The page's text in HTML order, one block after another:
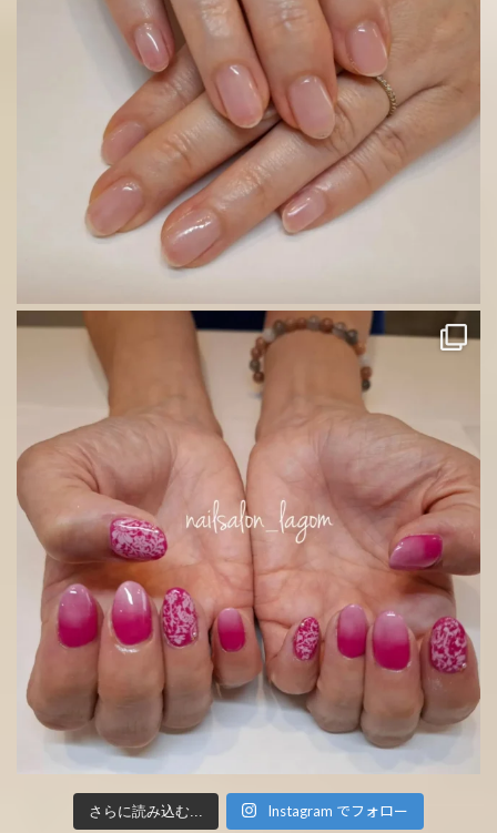
さらに読み込む... Instagram でフォロー